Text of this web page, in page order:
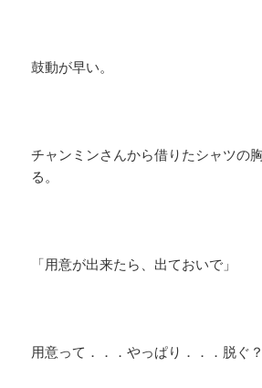
鼓動が早い。
チャンミンさんから借りたシャツの
る。
「用意が出来たら、出ておいで」
用意って．．．やっぱり．．．脱ぐ？